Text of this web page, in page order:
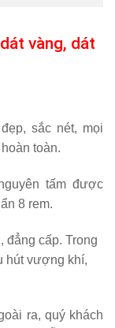
vàng, dát
sắc nét, mọi
toàn.
tấm được
8 rem.
đẳng cấp. Trong
hút vượng khí,
ra, quý khách